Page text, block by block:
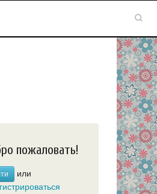
пожаловать!
или